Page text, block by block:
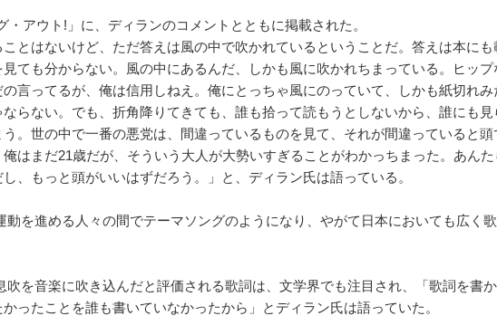
・アウト!」に、ディランのコメントとともに掲載された。
ことはないけど、ただ答えは風の中で吹かれているということだ。答えは本にも
ても分からない。風の中にあるんだ、しかも風に吹かれちまっている。ヒップ
言ってるが、俺は信用しねえ。俺にとっちゃ風にのっていて、しかも紙切れみ
らない。でも、折角降りてきても、誰も拾って読もうとしないから、誰にも見
。世の中で一番の悪党は、間違っているものを見て、それが間違っていると頭
はまだ21歳だが、そういう大人が大勢いすぎることがわかっちまった。あんた
、もっと頭がいいはずだろう。」と、ディラン氏は語っている。
動を進める人々の間でテーマソングのようになり、やがて日本においても広く
吹を音楽に吹き込んだと評価される歌詞は、文学界でも注目され、「歌詞を書
ったことを誰も書いていなかったから」とディラン氏は語っていた。